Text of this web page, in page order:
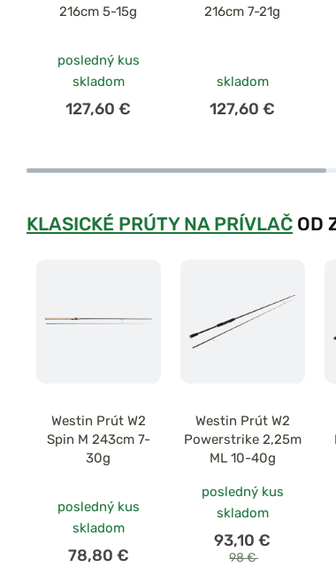
216cm 5-15g
posledný kus
skladom
127,60 €
216cm 7-21g
skladom
127,60 €
KLASICKÉ PRÚTY NA PRÍVLAČ OD
Westin Prút W2
Spin M 243cm 7-
30g
posledný kus
skladom
78,80 €
Westin Prút W2
Powerstrike 2,25m
ML 10-40g
posledný kus
skladom
93,10 €
98 €